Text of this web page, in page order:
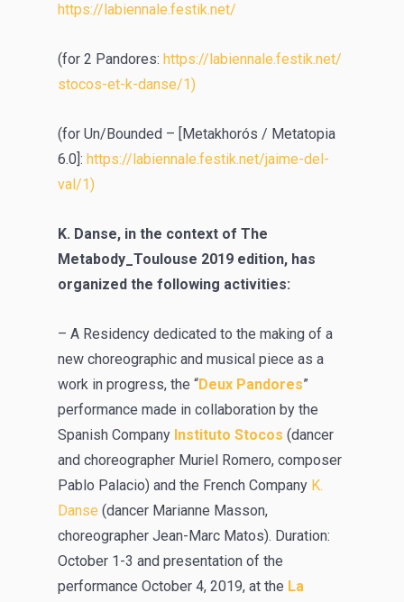
https://labiennale.festik.net/
(for 2 Pandores: https://labiennale.festik.net/
stocos-et-k-danse/1)
(for Un/Bounded – [Metakhorós / Metatopia
6.0]: https://labiennale.festik.net/jaime-del-
val/1)
K. Danse, in the context of The
Metabody_Toulouse 2019 edition, has
organized the following activities:
– A Residency dedicated to the making of a
new choreographic and musical piece as a
work in progress, the “Deux Pandores”
performance made in collaboration by the
Spanish Company Instituto Stocos (dancer
and choreographer Muriel Romero, composer
Pablo Palacio) and the French Company K.
Danse (dancer Marianne Masson,
choreographer Jean-Marc Matos). Duration:
October 1-3 and presentation of the
performance October 4, 2019, at the La